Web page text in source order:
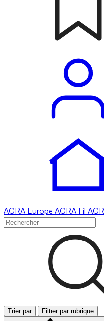
AGRA Europe AGRA Fil
Trier par Filtrer par rubrique